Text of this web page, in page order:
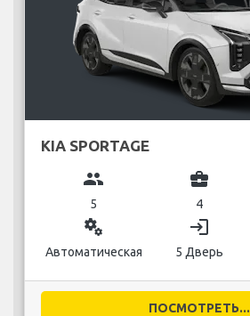
KIA SPORTAGE
group
5
business_center
4
miscellaneous_services
Автоматическая
login
5 Дверь
ПОСМОТРЕТЬ...